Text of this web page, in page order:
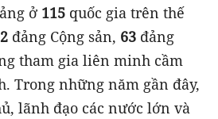
ở 115 quốc gia trên thế
đảng Cộng sản, 63 đảng
tham gia liên minh cầm
Trong những năm gần đây,
lãnh đạo các nước lớn và